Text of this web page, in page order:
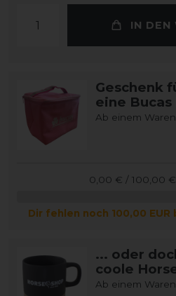
IN DEN
Geschenk
eine
Ab einem
0,00 € / 100,00 €
Dir fehlen noch 100,00 EUR
... oder
coole
Ab einem